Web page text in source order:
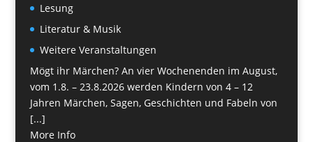
Lesung
Literatur & Musik
Weitere Veranstaltungen
Mögt ihr Märchen? An vier Wochenenden im August,
vom 1.8. – 23.8.2026 werden Kindern von 4 – 12
Jahren Märchen, Sagen, Geschichten und Fabeln von
[...]
More Info